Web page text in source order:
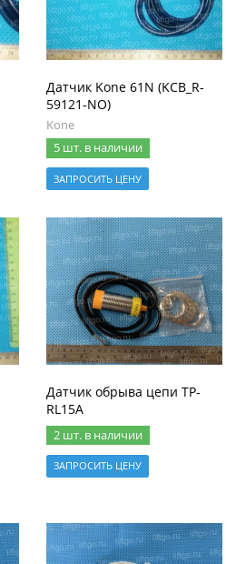
Датчик Kone 61N (KCB_R-
59121-NO)
Kone
5 шт. в наличии
ЗАПРОСИТЬ ЦЕНУ
Датчик обрыва цепи TP-
RL15A
2 шт. в наличии
ЗАПРОСИТЬ ЦЕНУ